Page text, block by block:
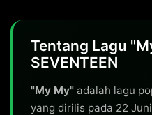
Tentang Lagu
SEVENTEEN
"My My" adalah lagu
yang dirilis pada 22